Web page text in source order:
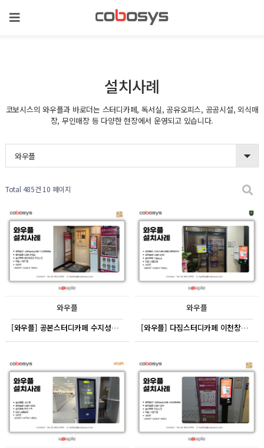
설치사례
코보시스의 와우플과 바로더는 스터디카페, 독서실, 공유오피스, 공공시설, 외식매
장, 무인매장 등 다양한 현장에서 운영되고 있습니다.
와우플
Total 485건 10 페이지
와우플
[와우플] 공본스터디카페 수지성복센터
와우플
[와우플] 다짐스터디카페 이천창전점